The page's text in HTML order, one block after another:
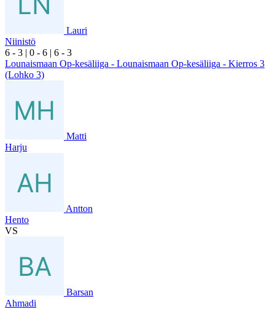
Lauri
Niinistö
6 - 3 | 0 - 6 | 6 - 3
Lounaismaan Op-kesäliiga - Lounaismaan Op-kesäliiga - Kierros 3
(Lohko 3)
Matti
Harju
Antton
Hento
VS
Barsan
Ahmadi